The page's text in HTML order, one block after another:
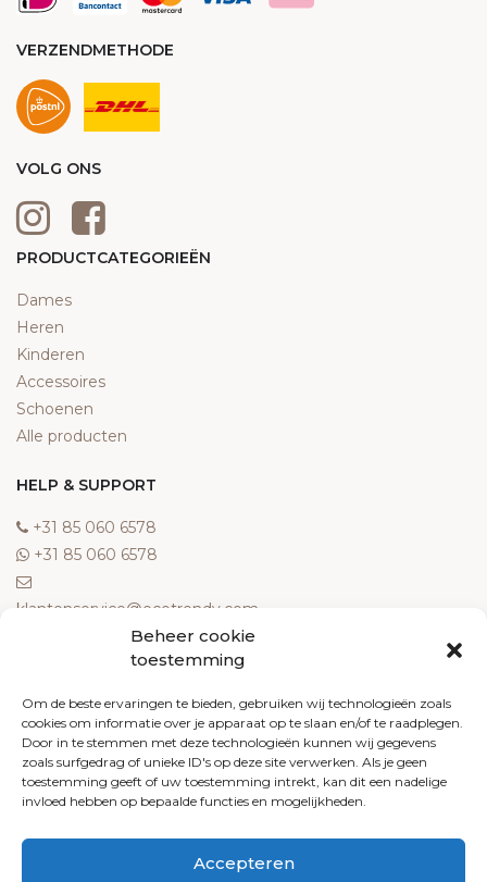
Beheer cookie
toestemming
Om de beste ervaringen te bieden, gebruiken wij technologieën zoals
cookies om informatie over je apparaat op te slaan en/of te raadplegen.
Door in te stemmen met deze technologieën kunnen wij gegevens
zoals surfgedrag of unieke ID's op deze site verwerken. Als je geen
toestemming geeft of uw toestemming intrekt, kan dit een nadelige
invloed hebben op bepaalde functies en mogelijkheden.
Accepteren
VERZENDMETHODE
VOLG ONS
PRODUCTCATEGORIEËN
Dames
Heren
Kinderen
Accessoires
Schoenen
Alle producten
HELP & SUPPORT
‎+31 85 060 6578
‎+31 85 060 6578
klantenservice@ecotrendy.com
Meest gestelde vragen
Contact
Algemene voorwaarden
Retourneren
Klachten
Privacy policy